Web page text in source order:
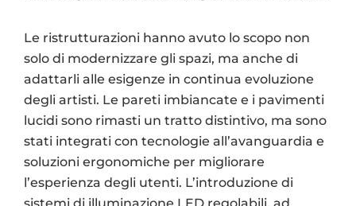
Le ristrutturazioni hanno avuto lo scopo non
solo di modernizzare gli spazi, ma anche di
adattarli alle esigenze in continua evoluzione
degli artisti. Le pareti imbiancate e i pavimenti
lucidi sono rimasti un tratto distintivo, ma sono
stati integrati con tecnologie all’avanguardia e
soluzioni ergonomiche per migliorare
l’esperienza degli utenti. L’introduzione di
sistemi di illuminazione LED regolabili, ad